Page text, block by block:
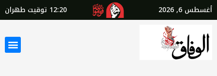
أغسطس 6, 2026 12:20 توقيت طهران